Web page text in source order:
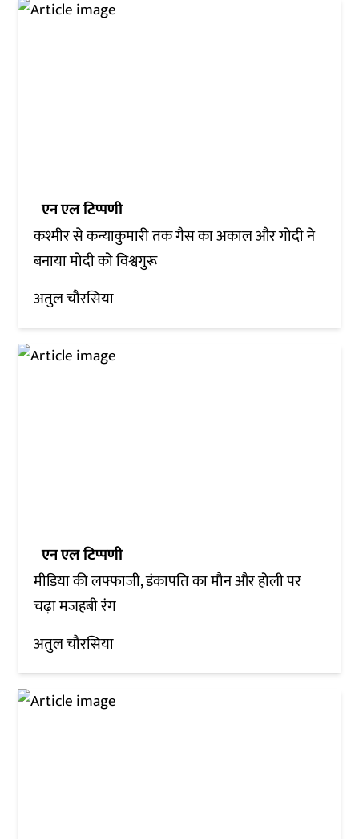
एन एल टिप्पणी
कश्मीर से कन्याकुमारी तक गैस का अकाल और गोदी ने
बनाया मोदी को विश्वगुरू
अतुल चौरसिया
एन एल टिप्पणी
मीडिया की लफ्फाजी, डंकापति का मौन और होली पर
चढ़ा मजहबी रंग
अतुल चौरसिया